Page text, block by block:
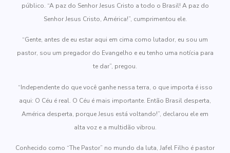
público. “A paz do Senhor Jesus Cristo a todo o Brasil! A paz do
Senhor Jesus Cristo, América!”, cumprimentou ele.
“Gente, antes de eu estar aqui em cima como lutador, eu sou um
pastor, sou um pregador do Evangelho e eu tenho uma notícia para
te dar”, pregou.
“Independente do que você ganhe nessa terra, o que importa é isso
aqui: O Céu é real. O Céu é mais importante. Então Brasil desperta,
América desperta, porque Jesus está voltando!”, declarou ele em
alta voz e a multidão vibrou.
Conhecido como “The Pastor” no mundo da luta, Jafel Filho é pastor